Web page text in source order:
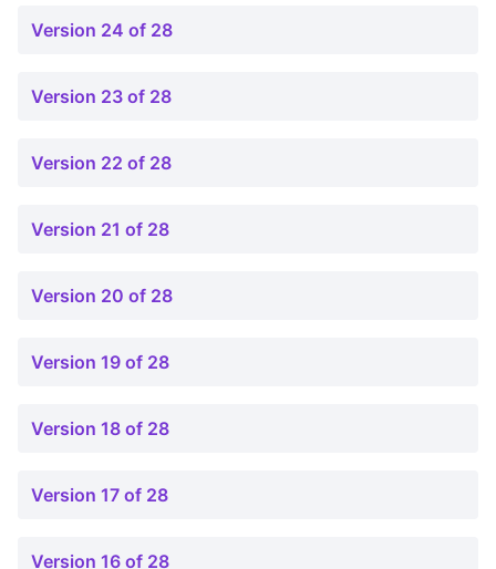
Version 24 of 28
Version 23 of 28
Version 22 of 28
Version 21 of 28
Version 20 of 28
Version 19 of 28
Version 18 of 28
Version 17 of 28
Version 16 of 28